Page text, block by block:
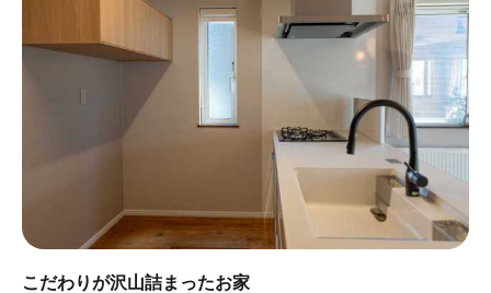
#ハンモック
#コンクリート壁 #ガラスブロック #土間あり
#こだわりインテリア #こだわりキッチン
#作り付けの家具 #あえて古材
#無垢の木 #タイル #壁一面本棚
#ひとり暮らし
こだわりが沢山詰まったお家